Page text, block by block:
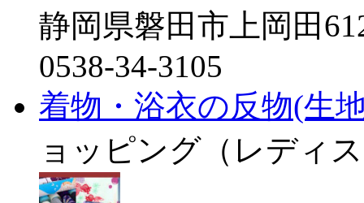
静岡県磐田市上岡田
0538-34-3105
着物・浴衣の反物(生
ョッピング（レディ